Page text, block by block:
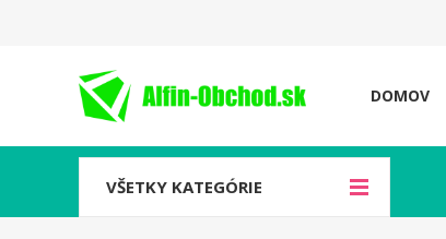
DOMOV
VŠETKY KATEGÓRIE